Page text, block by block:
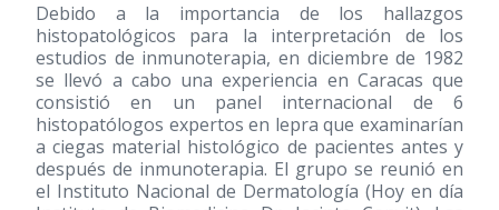
Debido a la importancia de los hallazgos
histopatológicos para la interpretación de los
estudios de inmunoterapia, en diciembre de 1982
se llevó a cabo una experiencia en Caracas que
consistió en un panel internacional de 6
histopatólogos expertos en lepra que examinarían
a ciegas material histológico de pacientes antes y
después de inmunoterapia. El grupo se reunió en
el Instituto Nacional de Dermatología (Hoy en día